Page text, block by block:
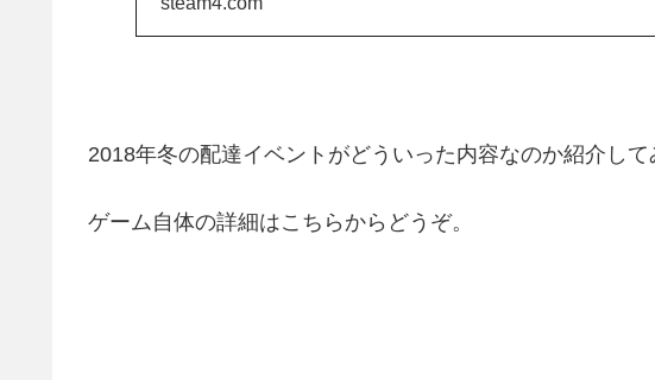
2018年冬の配達イベントがどういった内容なのか紹介して
ゲーム自体の詳細はこちらからどうぞ。